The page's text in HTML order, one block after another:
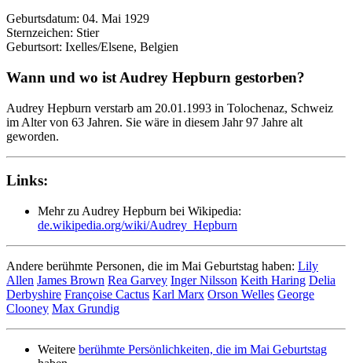
Geburtsdatum: 04. Mai 1929
Sternzeichen: Stier
Geburtsort: Ixelles/Elsene, Belgien
Wann und wo ist Audrey Hepburn gestorben?
Audrey Hepburn verstarb am 20.01.1993 in Tolochenaz, Schweiz
im Alter von 63 Jahren. Sie wäre in diesem Jahr 97 Jahre alt
geworden.
Links:
Mehr zu Audrey Hepburn bei Wikipedia:
de.wikipedia.org/wiki/Audrey_Hepburn
Andere berühmte Personen, die im Mai Geburtstag haben: Lily
Allen James Brown Rea Garvey Inger Nilsson Keith Haring Delia
Derbyshire Françoise Cactus Karl Marx Orson Welles George
Clooney Max Grundig
Weitere berühmte Persönlichkeiten, die im Mai Geburtstag